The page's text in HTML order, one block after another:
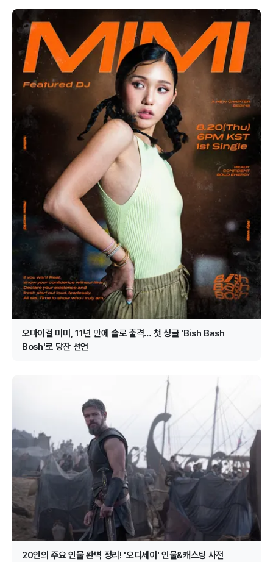
오마이걸 미미, 11년 만에 솔로 출격… 첫 싱글 'Bish Bash
Bosh'로 당찬 선언
20인의 주요 인물 완벽 정리! '오디세이' 인물&캐스팅 사전